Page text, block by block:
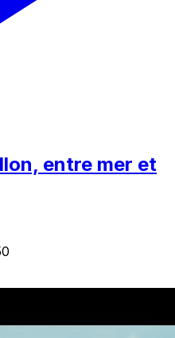
entre mer et